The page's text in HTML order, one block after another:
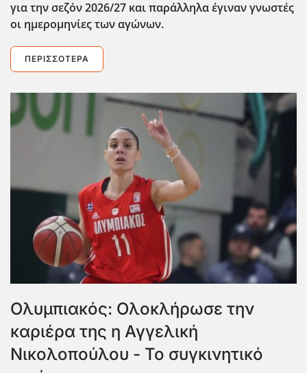
για την σεζόν 2026/27 και παράλληλα έγιναν γνωστές
οι ημερομηνίες των αγώνων.
ΠΕΡΙΣΣΌΤΕΡΑ
Ολυμπιακός: Ολοκλήρωσε την
καριέρα της η Αγγελική
Νικολοπούλου - Το συγκινητικό